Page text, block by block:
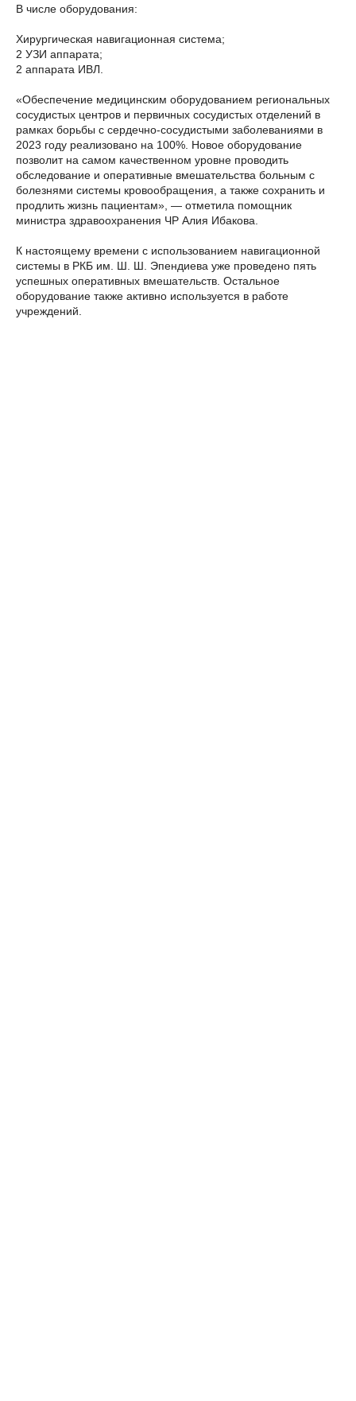
В числе оборудования:
Хирургическая навигационная система;
2 УЗИ аппарата;
2 аппарата ИВЛ.
«Обеспечение медицинским оборудованием региональных
сосудистых центров и первичных сосудистых отделений в
рамках борьбы с сердечно-сосудистыми заболеваниями в
2023 году реализовано на 100%. Новое оборудование
позволит на самом качественном уровне проводить
обследование и оперативные вмешательства больным с
болезнями системы кровообращения, а также сохранить и
продлить жизнь пациентам», — отметила помощник
министра здравоохранения ЧР Алия Ибакова.
К настоящему времени с использованием навигационной
системы в РКБ им. Ш. Ш. Эпендиева уже проведено пять
успешных оперативных вмешательств. Остальное
оборудование также активно используется в работе
учреждений.